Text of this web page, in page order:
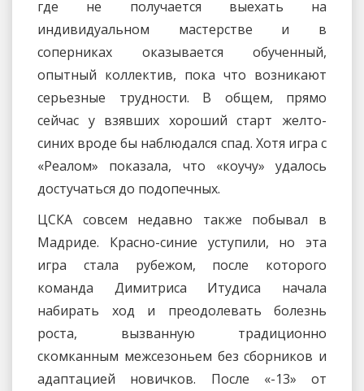
где не получается выехать на
индивидуальном мастерстве и в
соперниках оказывается обученный,
опытный коллектив, пока что возникают
серьезные трудности. В общем, прямо
сейчас у взявших хороший старт желто-
синих вроде бы наблюдался спад. Хотя игра с
«Реалом» показала, что «коучу» удалось
достучаться до подопечных.
ЦСКА совсем недавно также побывал в
Мадриде. Красно-синие уступили, но эта
игра стала рубежом, после которого
команда Димитриса Итудиса начала
набирать ход и преодолевать болезнь
роста, вызванную традиционно
скомканным межсезоньем без сборников и
адаптацией новичков. После «-13» от